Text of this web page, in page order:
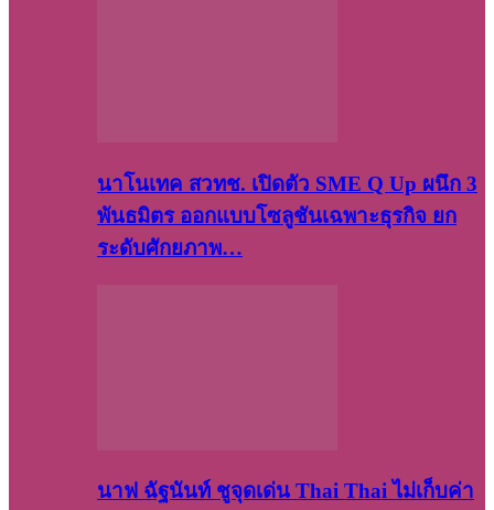
นาโนเทค สวทช. เปิดตัว SME Q Up ผนึก 3
พันธมิตร ออกแบบโซลูชันเฉพาะธุรกิจ ยก
ระดับศักยภาพ…
นาฟ ฉัฐนันท์ ชูจุดเด่น Thai Thai ไม่เก็บค่า